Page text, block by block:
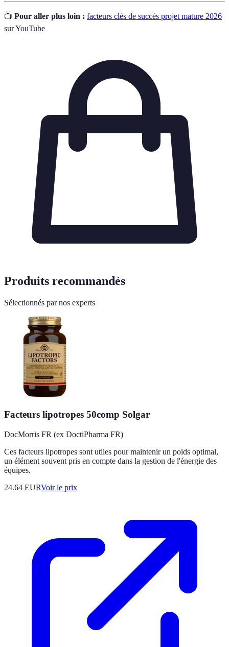
📺 Pour aller plus loin : facteurs clés de succès projet mature 2026
sur YouTube
Produits recommandés
Sélectionnés par nos experts
Facteurs lipotropes 50comp Solgar
DocMorris FR (ex DoctiPharma FR)
Ces facteurs lipotropes sont utiles pour maintenir un poids optimal,
un élément souvent pris en compte dans la gestion de l'énergie des
équipes.
24.64 EURVoir le prix